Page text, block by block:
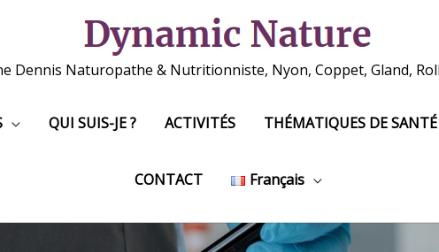
Dennis Naturopathe & Nutritionniste, Nyon, Coppet, Gland,
QUI SUIS-JE ? ACTIVITÉS THÉMATIQUES DE SANTÉ
CONTACT Français